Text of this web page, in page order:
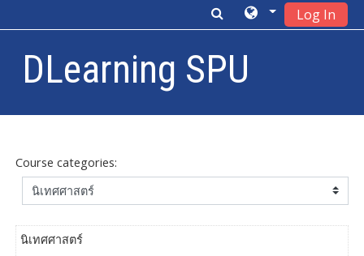
Log In
DLearning SPU
Course categories:
นิเทศศาสตร์